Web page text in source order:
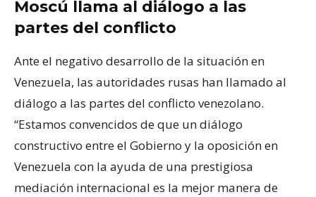
Moscú llama al diálogo a las
partes del conflicto
Ante el negativo desarrollo de la situación en
Venezuela, las autoridades rusas han llamado al
diálogo a las partes del conflicto venezolano.
“Estamos convencidos de que un diálogo
constructivo entre el Gobierno y la oposición en
Venezuela con la ayuda de una prestigiosa
mediación internacional es la mejor manera de